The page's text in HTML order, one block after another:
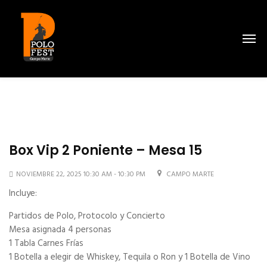
Box Vip 2 Poniente – Mesa 15
NOVIEMBRE 22, 2025 10:30 AM - 10:30 PM CAMPO MARTE
Incluye:
Partidos de Polo, Protocolo y Concierto
Mesa asignada 4 personas
1 Tabla Carnes Frías
1 Botella a elegir de Whiskey, Tequila o Ron y 1 Botella de Vino